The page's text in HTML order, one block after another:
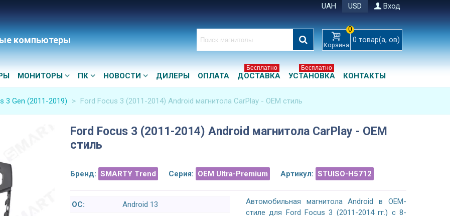
UAH USD Вход
компьютеры Корзина
0
0 товар(а, ов)
МОНИТОРЫ ПК НОВОСТИ ДИЛЕРЫ ОПЛАТА ДОСТАВКА
Бесплатно
УСТАНОВКА
Бесплатно
КОНТАКТЫ
3 Gen (2011-2019) > Ford Focus 3 (2011-2014) Android магнитола CarPlay - OEM стиль
Ford Focus 3 (2011-2014) Android магнитола CarPlay - OEM
стиль
Бренд: SMARTY Trend Серия: OEM Ultra-Premium Артикул: STUISO-H5712
ОС:
Android 13
Автомобильная магнитола Android в OEM-
стиле для Ford Focus 3 (2011-2014 гг.) с 8-